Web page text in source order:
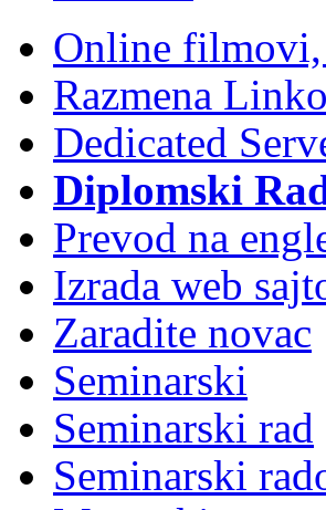
Online
Razmena
Dedicated
Diplomski
Prevod na
Izrada web
Zaradite novac
Seminarski
Seminarski rad
Seminarski